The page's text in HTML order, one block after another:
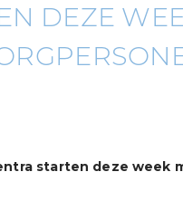
DEZE
starten deze week